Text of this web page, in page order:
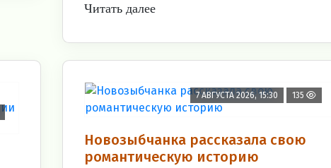
Читать далее
7 АВГУСТА 2026, 15:30 135
Новозыбчанка рассказала свою
романтическую историю